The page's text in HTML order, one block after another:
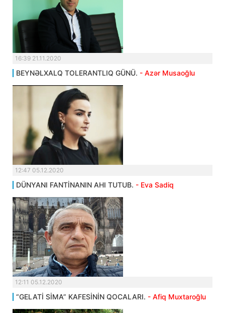
16:39 21.11.2020
BEYNƏLXALQ TOLERANTLIQ GÜNÜ. - Azər Musaoğlu
12:47 05.12.2020
DÜNYANI FANTİNANIN AHI TUTUB. - Eva Sadiq
12:11 05.12.2020
“GELATİ SİMA” KAFESİNİN QOCALARI. - Afiq Muxtaroğlu